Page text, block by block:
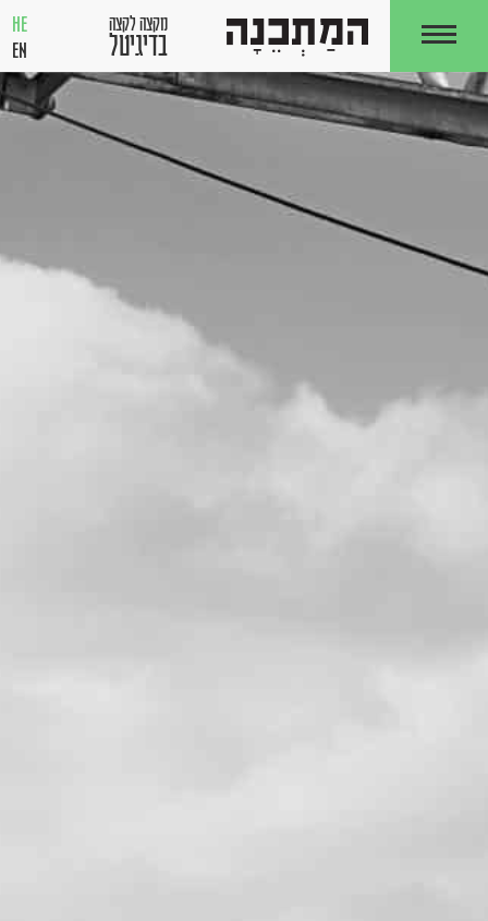
מקצה לקצה
בדיגיטל
HE
EN